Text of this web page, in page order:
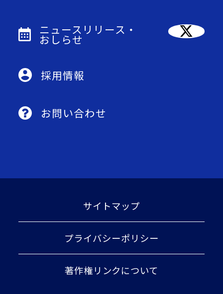
ニュースリリース・
おしらせ
採用情報
お問い合わせ
サイトマップ
プライバシーポリシー
著作権リンクについて